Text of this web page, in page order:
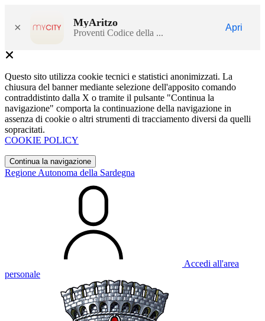
× MyAritzo
Proventi Codice della ...
Apri
Questo sito utilizza cookie tecnici e statistici anonimizzati. La
chiusura del banner mediante selezione dell'apposito comando
contraddistinto dalla X o tramite il pulsante "Continua la
navigazione" comporta la continuazione della navigazione in
assenza di cookie o altri strumenti di tracciamento diversi da quelli
sopracitati.
COOKIE POLICY
Continua la navigazione
Regione Autonoma della Sardegna
Accedi all'area
personale